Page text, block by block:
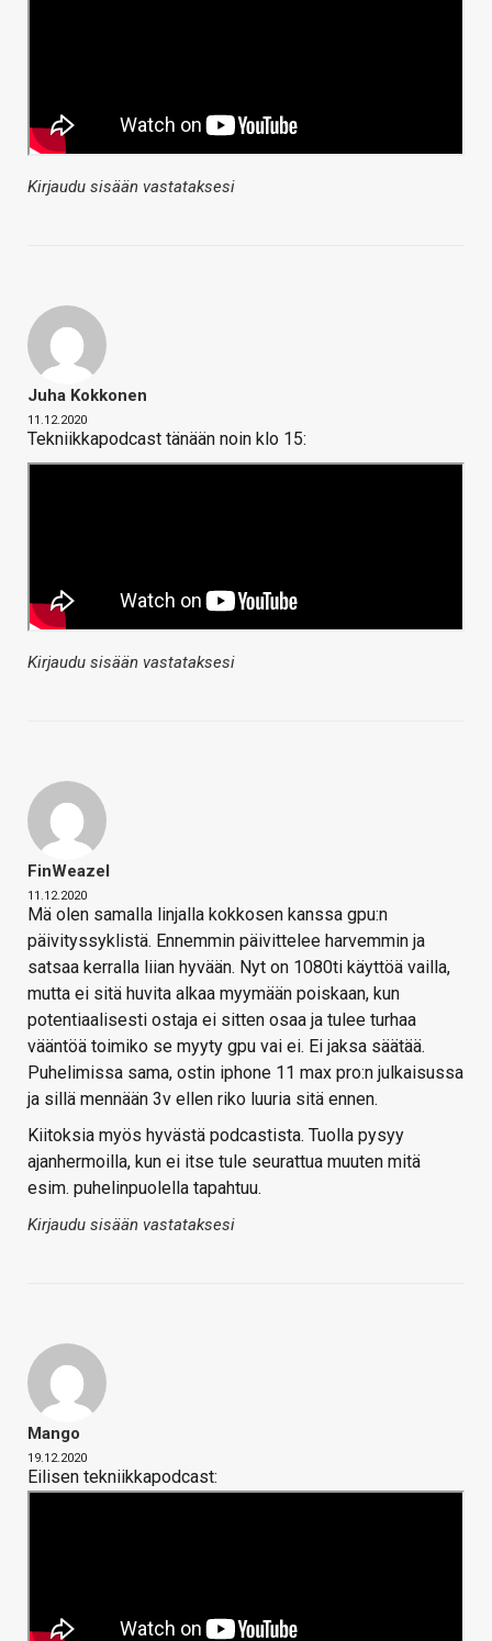
Kirjaudu sisään vastataksesi
Juha Kokkonen
11.12.2020
Tekniikkapodcast tänään noin klo 15:
Kirjaudu sisään vastataksesi
FinWeazel
11.12.2020
Mä olen samalla linjalla kokkosen kanssa gpu:n
päivityssyklistä. Ennemmin päivittelee harvemmin ja
satsaa kerralla liian hyvään. Nyt on 1080ti käyttöä vailla,
mutta ei sitä huvita alkaa myymään poiskaan, kun
potentiaalisesti ostaja ei sitten osaa ja tulee turhaa
vääntöä toimiko se myyty gpu vai ei. Ei jaksa säätää.
Puhelimissa sama, ostin iphone 11 max pro:n julkaisussa
ja sillä mennään 3v ellen riko luuria sitä ennen.
Kiitoksia myös hyvästä podcastista. Tuolla pysyy
ajanhermoilla, kun ei itse tule seurattua muuten mitä
esim. puhelinpuolella tapahtuu.
Kirjaudu sisään vastataksesi
Mango
19.12.2020
Eilisen tekniikkapodcast: